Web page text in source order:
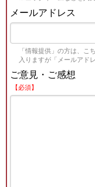
メールアドレス
「情報提供」の方は、こ
入りますが「メールアド
ご意見・ご感想
【必須】